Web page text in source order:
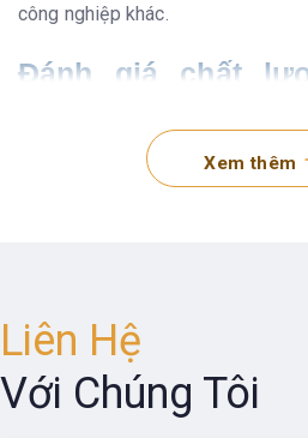
công nghiệp khác.
Đánh giá chất
Vỏ máy được làm từ hợp
cấp, tăng cường khả năng
môi trường khắc nghiệt.
Xem thêm
Liên Hệ
Với Chúng Tôi